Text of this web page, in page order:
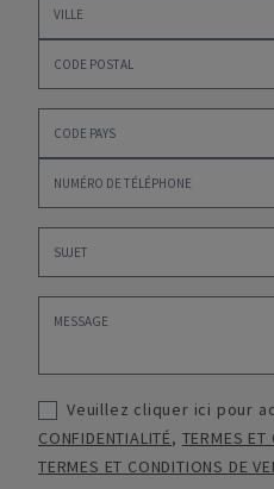
Veuillez cliquer ici pour
CONFIDENTIALITÉ, TERMES ET
TERMES ET CONDITIONS DE